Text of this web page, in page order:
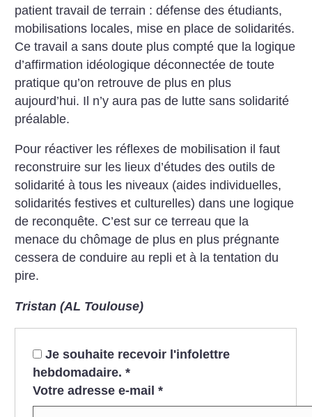
patient travail de terrain : défense des étudiants,
mobilisations locales, mise en place de solidarités.
Ce travail a sans doute plus compté que la logique
d’affirmation idéologique déconnectée de toute
pratique qu’on retrouve de plus en plus
aujourd’hui. Il n’y aura pas de lutte sans solidarité
préalable.
Pour réactiver les réflexes de mobilisation il faut
reconstruire sur les lieux d’études des outils de
solidarité à tous les niveaux (aides individuelles,
solidarités festives et culturelles) dans une logique
de reconquête. C’est sur ce terreau que la
menace du chômage de plus en plus prégnante
cessera de conduire au repli et à la tentation du
pire.
Tristan (AL Toulouse)
Je souhaite recevoir l'infolettre
hebdomadaire. *
Votre adresse e-mail *